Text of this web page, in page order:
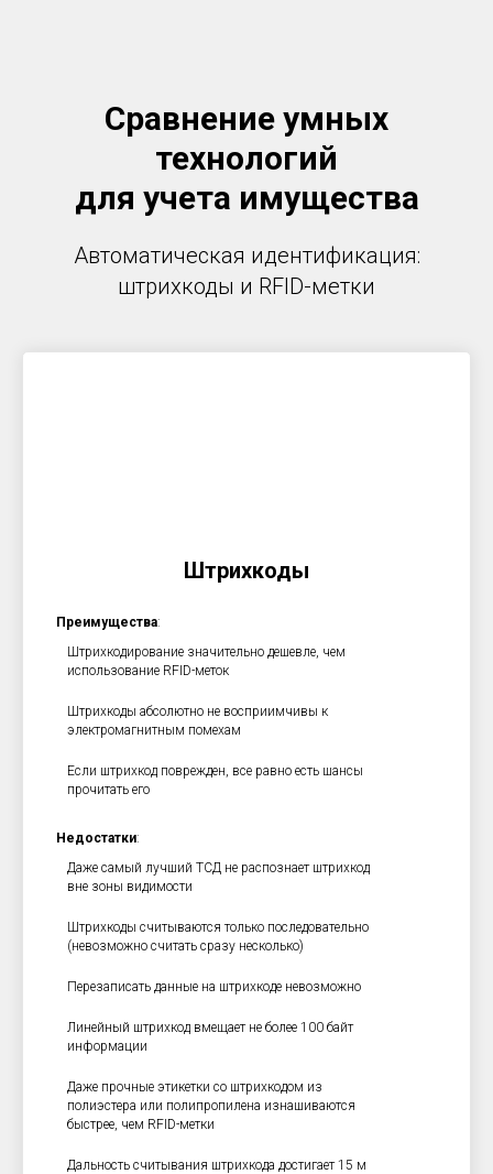
Сравнение умных
технологий
для учета имущества
Автоматическая идентификация:
штрихкоды и RFID-метки
Штрихкоды
Преимущества:
Штрихкодирование значительно дешевле, чем
использование RFID-меток
Штрихкоды абсолютно не восприимчивы к
электромагнитным помехам
Если штрихкод поврежден, все равно есть шансы
прочитать его
Недостатки:
Даже самый лучший ТСД не распознает штрихкод
вне зоны видимости
Штрихкоды считываются только последовательно
(невозможно считать сразу несколько)
Перезаписать данные на штрихкоде невозможно
Линейный штрихкод вмещает не более 100 байт
информации
Даже прочные этикетки со штрихкодом из
полиэстера или полипропилена изнашиваются
быстрее, чем RFID-метки
Дальность считывания штрихкода достигает 15 м